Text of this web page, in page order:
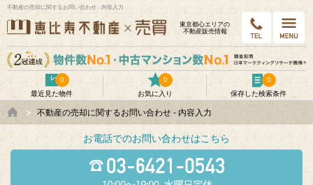
不動産の売却に関するお問い合わせ - 内容入力
東京都⼼エリアの
不動産販売情報
最近見た物件
0
お気に入り
0
保存した検索条件
0
不動産の売却に関するお問い合わせ - 内容入力
お電話でのお問い合わせはこちら